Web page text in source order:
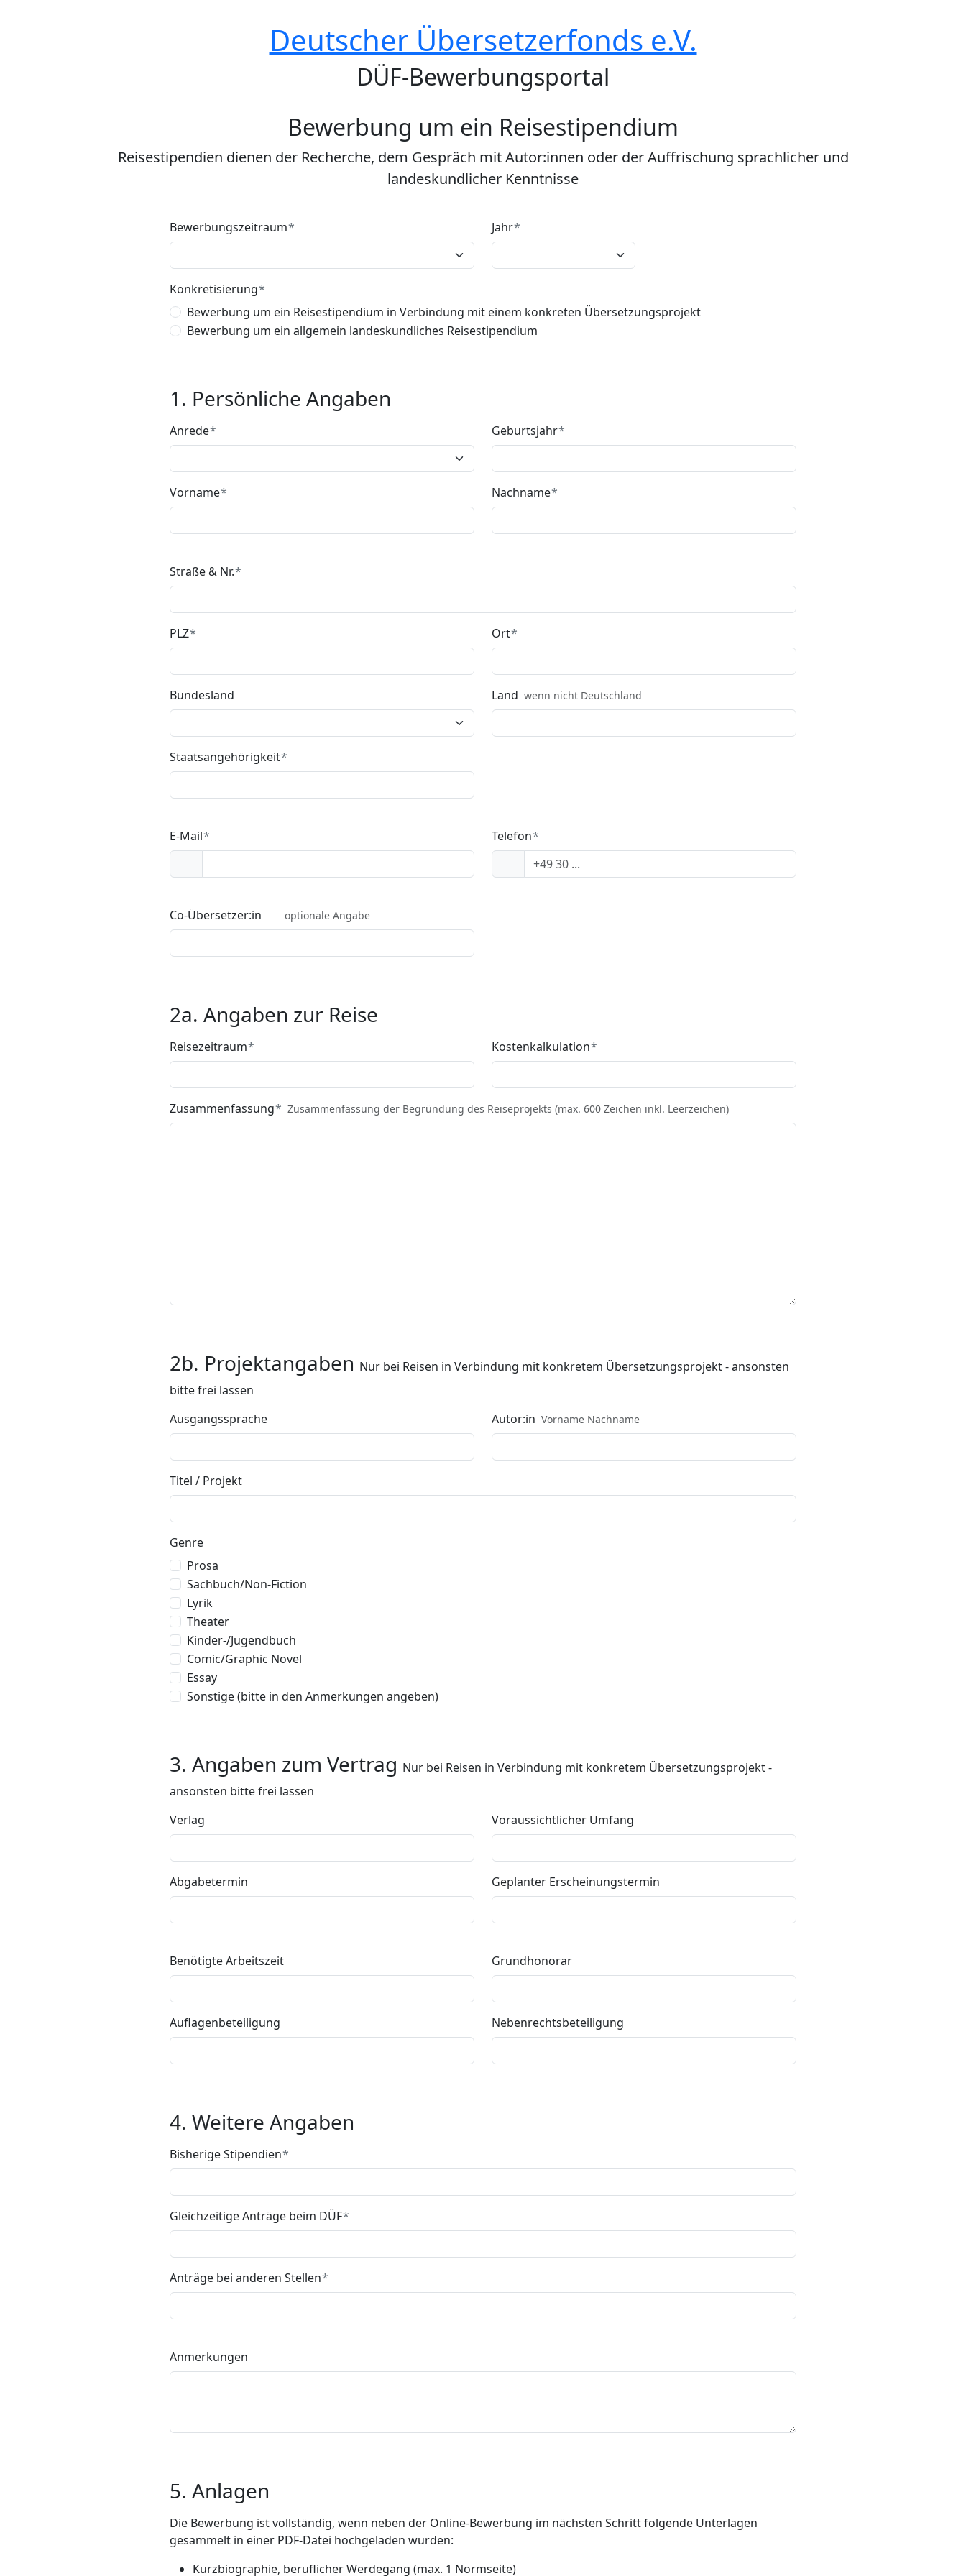
Deutscher Übersetzerfonds e.V.
DÜF-Bewerbungsportal
Bewerbung um ein Reisestipendium
Reisestipendien dienen der Recherche, dem Gespräch mit Autor:innen oder der Auffrischung sprachlicher und
landeskundlicher Kenntnisse
Bewerbungszeitraum Jahr
Konkretisierung
Bewerbung um ein Reisestipendium in Verbindung mit einem konkreten Übersetzungsprojekt
Bewerbung um ein allgemein landeskundliches Reisestipendium
1. Persönliche Angaben
Anrede Geburtsjahr
Vorname Nachname
Straße & Nr.
PLZ Ort
Bundesland Land wenn nicht Deutschland
Staatsangehörigkeit
E-Mail Telefon
Co-Übersetzer:in optionale Angabe
2a. Angaben zur Reise
Reisezeitraum Kostenkalkulation
Zusammenfassung Zusammenfassung der Begründung des Reiseprojekts (max. 600 Zeichen inkl. Leerzeichen)
2b. Projektangaben Nur bei Reisen in Verbindung mit konkretem Übersetzungsprojekt - ansonsten
bitte frei lassen
Ausgangssprache
Autor:in Vorname Nachname
Titel / Projekt
Genre
Prosa
Sachbuch/Non-Fiction
Lyrik
Theater
Kinder-/Jugendbuch
Comic/Graphic Novel
Essay
Sonstige (bitte in den Anmerkungen angeben)
3. Angaben zum Vertrag Nur bei Reisen in Verbindung mit konkretem Übersetzungsprojekt -
ansonsten bitte frei lassen
Verlag
Voraussichtlicher Umfang
Abgabetermin Geplanter Erscheinungstermin
Benötigte Arbeitszeit Grundhonorar
Auflagenbeteiligung Nebenrechtsbeteiligung
4. Weitere Angaben
Bisherige Stipendien
Gleichzeitige Anträge beim DÜF
Anträge bei anderen Stellen
Anmerkungen
5. Anlagen
Die Bewerbung ist vollständig, wenn neben der Online-Bewerbung im nächsten Schritt folgende Unterlagen
gesammelt in einer PDF-Datei hochgeladen wurden:
Kurzbiographie, beruflicher Werdegang (max. 1 Normseite)